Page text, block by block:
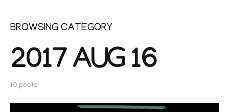
BROWSING CATEGORY
2017 AUG 16
10 posts